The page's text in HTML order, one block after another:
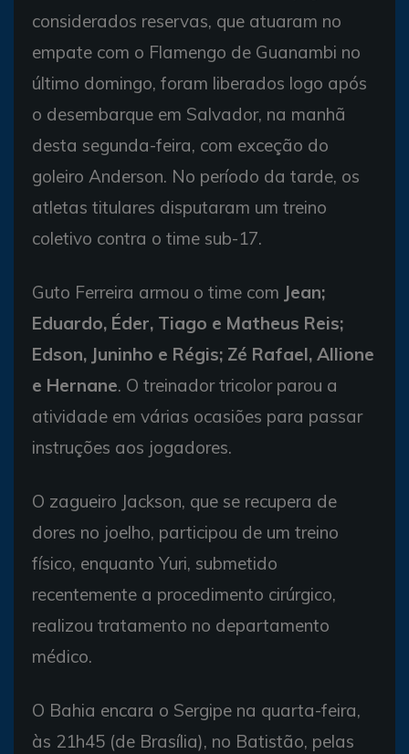
considerados reservas, que atuaram no
empate com o Flamengo de Guanambi no
último domingo, foram liberados logo após
o desembarque em Salvador, na manhã
desta segunda-feira, com exceção do
goleiro Anderson. No período da tarde, os
atletas titulares disputaram um treino
coletivo contra o time sub-17.
Guto Ferreira armou o time com Jean;
Eduardo, Éder, Tiago e Matheus Reis;
Edson, Juninho e Régis; Zé Rafael, Allione
e Hernane. O treinador tricolor parou a
atividade em várias ocasiões para passar
instruções aos jogadores.
O zagueiro Jackson, que se recupera de
dores no joelho, participou de um treino
físico, enquanto Yuri, submetido
recentemente a procedimento cirúrgico,
realizou tratamento no departamento
médico.
O Bahia encara o Sergipe na quarta-feira,
às 21h45 (de Brasília), no Batistão, pelas